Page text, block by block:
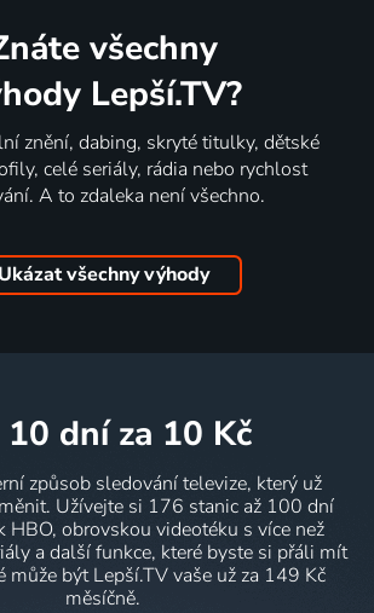
všechny
Lepší.TV?
znění, dabing, skryté titulky, dětské
celé seriály, rádia nebo rychlost
A to zdaleka není všechno.
Ukázat všechny výhody
10 dní za 10 Kč
způsob sledování televize, který už
Užívejte si 176 stanic až 100 dní
HBO, obrovskou videotéku s více než
a další funkce, které byste si přáli mít
může být Lepší.TV vaše už za 149 Kč
měsíčně.